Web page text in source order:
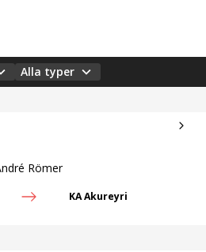
Alla typer
Römer
KA Akureyri